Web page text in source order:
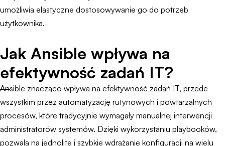
umożliwia elastyczne dostosowywanie go do potrzeb
użytkownika.
Jak Ansible wpływa na
efektywność zadań IT?
Ansible znacząco wpływa na efektywność zadań IT, przede
wszystkim przez automatyzację rutynowych i powtarzalnych
procesów, które tradycyjnie wymagały manualnej interwencji
administratorów systemów. Dzięki wykorzystaniu playbooków,
pozwala na jednolite i szybkie wdrażanie konfiguracji na wielu